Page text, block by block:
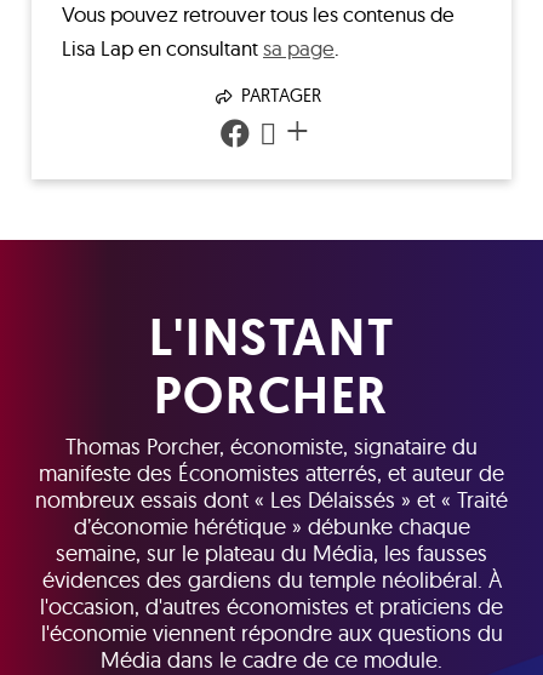
Vous pouvez retrouver tous les contenus de
Lisa Lapen consultantsa page
PARTAGER
+
L'INSTANT
PORCHER
Thomas Porcher, économiste, signataire du
manifeste des Économistes atterrés, et auteur de
nombreux essais dont « Les Délaissés » et « Traité
d’économie hérétique » débunke chaque
semaine, sur le plateau du Média, les fausses
évidences des gardiens du temple néolibéral. À
l'occasion, d'autres économistes et praticiens de
l'économie viennent répondre aux questions du
Média dans le cadre de ce module.